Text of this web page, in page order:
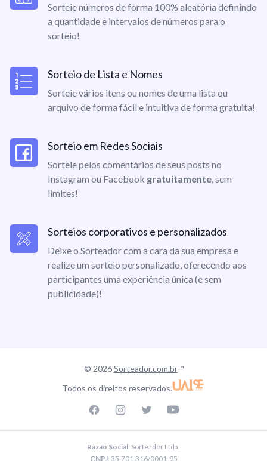
Sorteie números de forma 100% aleatória definindo
a quantidade e intervalos de números para o
sorteio!
Sorteio de Lista e Nomes
Sorteie vários itens ou nomes de uma lista ou
arquivo de forma fácil e intuitiva de forma gratuita!
Sorteio em Redes Sociais
Sorteie pelos comentários de seus posts no
Instagram ou Facebook gratuitamente, sem
limites!
Sorteios corporativos e personalizados
Deixe o Sorteador com a cara da sua empresa e
realize um sorteio personalizado, oferecendo aos
participantes uma experiência única (e sem
publicidade)!
© 2026Sorteador.com.br™
Todos os direitos reservados.
Razão Social: Sorteador Ltda.
CNPJ: 35.701.316/0001-95